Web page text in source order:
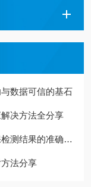
数据可信的基石
决方法全分享
准确性和可重复性
法分享